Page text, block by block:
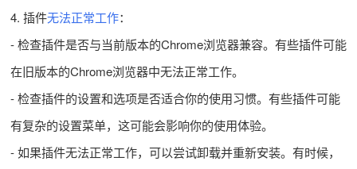
4. 插件无法正常工作：
- 检查插件是否与当前版本的Chrome浏览器兼容。有些插件可能
在旧版本的Chrome浏览器中无法正常工作。
- 检查插件的设置和选项是否适合你的使用习惯。有些插件可能
有复杂的设置菜单，这可能会影响你的使用体验。
- 如果插件无法正常工作，可以尝试卸载并重新安装。有时候，